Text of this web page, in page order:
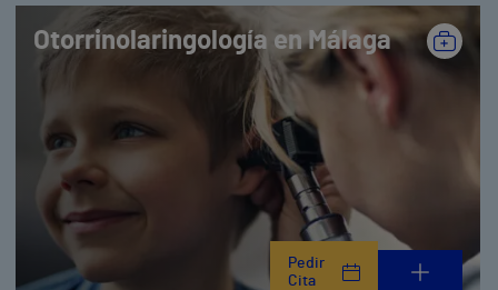
Otorrinolaringología en Málaga
Pedir
Cita